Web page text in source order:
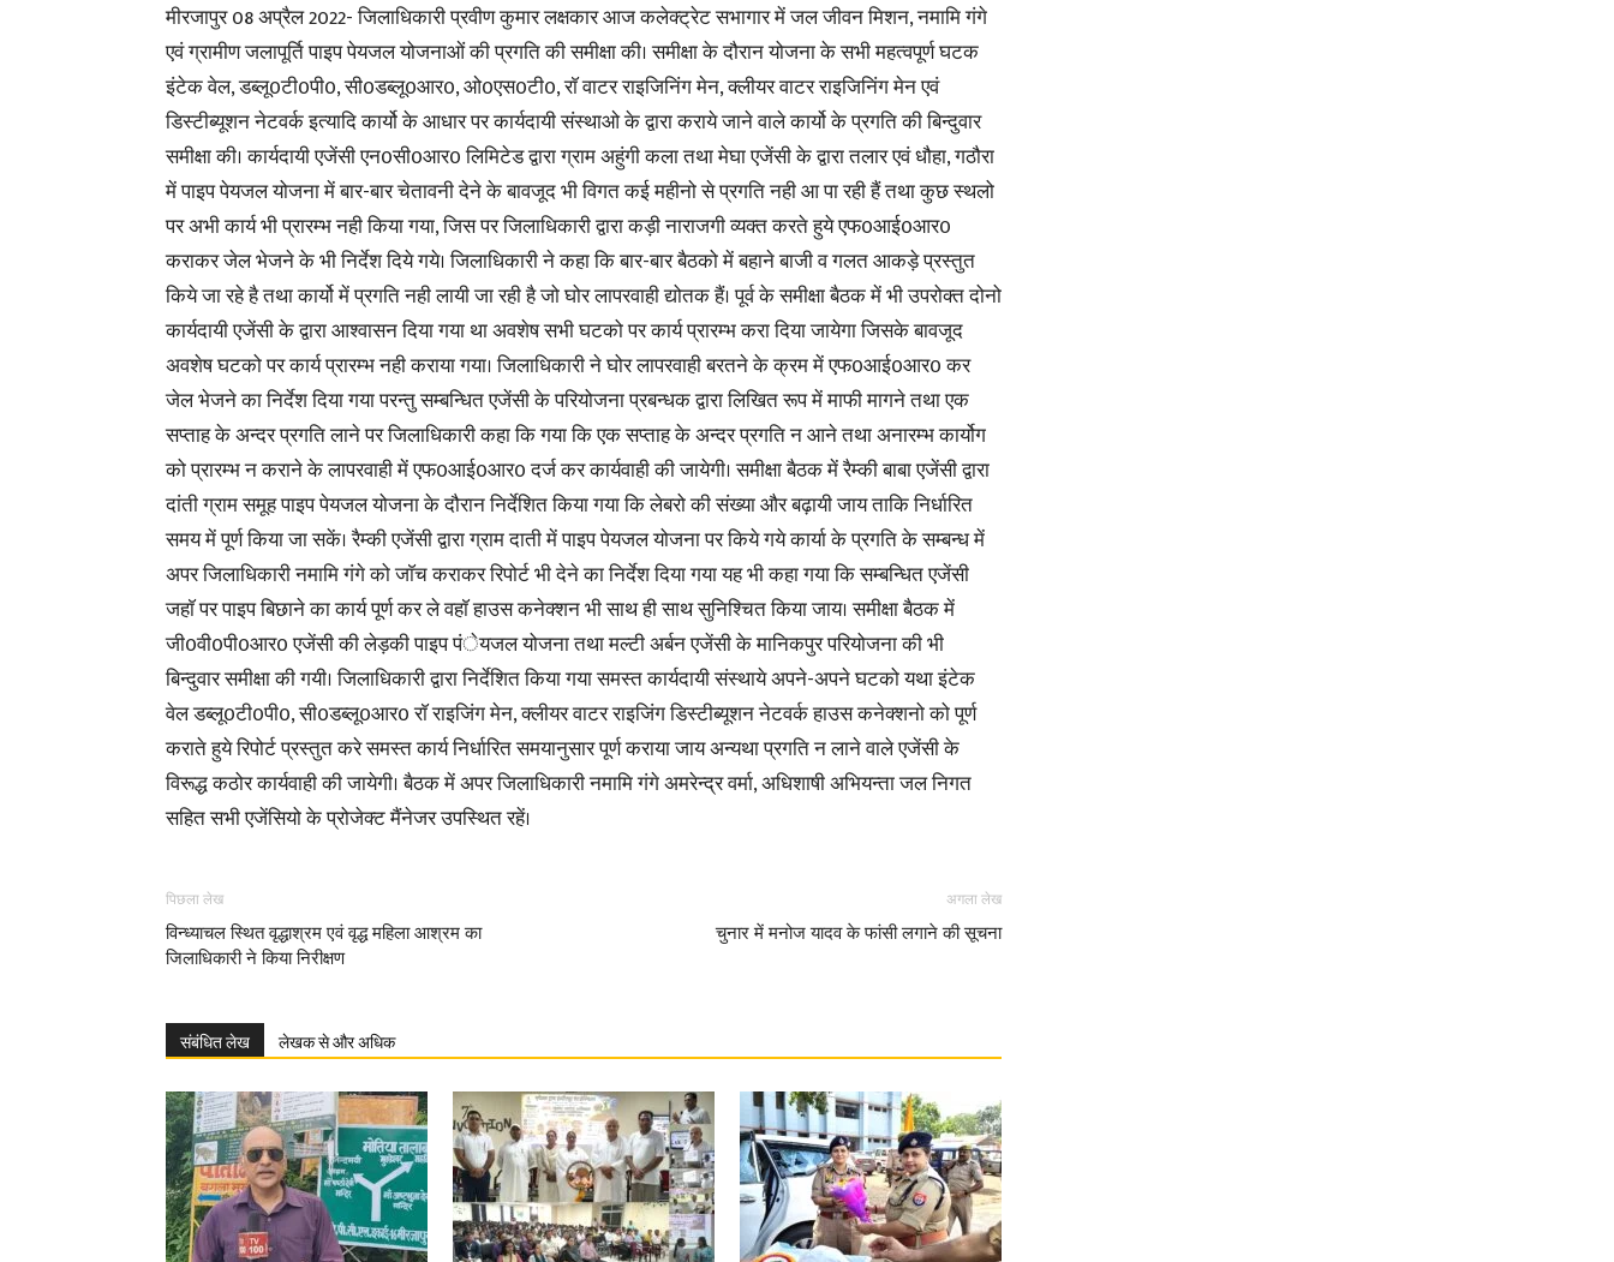
Paper
मीरजापुर 08 अप्रैल 2022- जिलाधिकारी प्रवीण कुमार लक्षकार आज कलेक्ट्रेट सभागार में जल जीवन मिशन, नमामि गंगे
एवं ग्रामीण जलापूर्ति पाइप पेयजल योजनाओं की प्रगति की समीक्षा की। समीक्षा के दौरान योजना के सभी महत्वपूर्ण घटक
इंटेक वेल, डब्लू0टी0पी0, सी0डब्लू0आर0, ओ0एस0टी0, राॅ वाटर राइजिनिंग मेन, क्लीयर वाटर राइजिनिंग मेन एवं
डिस्टीब्यूशन नेटवर्क इत्यादि कार्यो के आधार पर कार्यदायी संस्थाओ के द्वारा कराये जाने वाले कार्यो के प्रगति की बिन्दुवार
समीक्षा की। कार्यदायी एजेंसी एन0सी0आर0 लिमिटेड द्वारा ग्राम अहुंगी कला तथा मेघा एजेंसी के द्वारा तलार एवं धौहा, गठौरा
में पाइप पेयजल योजना में बार-बार चेतावनी देने के बावजूद भी विगत कई महीनो से प्रगति नही आ पा रही हैं तथा कुछ स्थलो
पर अभी कार्य भी प्रारम्भ नही किया गया, जिस पर जिलाधिकारी द्वारा कड़ी नाराजगी व्यक्त करते हुये एफ0आई0आर0
कराकर जेल भेजने के भी निर्देश दिये गये। जिलाधिकारी ने कहा कि बार-बार बैठको में बहाने बाजी व गलत आकड़े प्रस्तुत
किये जा रहे है तथा कार्यो में प्रगति नही लायी जा रही है जो घोर लापरवाही द्योतक हैं। पूर्व के समीक्षा बैठक में भी उपरोक्त दोनो
कार्यदायी एजेंसी के द्वारा आश्वासन दिया गया था अवशेष सभी घटको पर कार्य प्रारम्भ करा दिया जायेगा जिसके बावजूद
अवशेष घटको पर कार्य प्रारम्भ नही कराया गया। जिलाधिकारी ने घोर लापरवाही बरतने के क्रम में एफ0आई0आर0 कर
जेल भेजने का निर्देश दिया गया परन्तु सम्बन्धित एजेंसी के परियोजना प्रबन्धक द्वारा लिखित रूप में माफी मागने तथा एक
सप्ताह के अन्दर प्रगति लाने पर जिलाधिकारी कहा कि गया कि एक सप्ताह के अन्दर प्रगति न आने तथा अनारम्भ कार्योग
को प्रारम्भ न कराने के लापरवाही में एफ0आई0आर0 दर्ज कर कार्यवाही की जायेगी। समीक्षा बैठक में रैम्की बाबा एजेंसी द्वारा
दांती ग्राम समूह पाइप पेयजल योजना के दौरान निर्देशित किया गया कि लेबरो की संख्या और बढ़ायी जाय ताकि निर्धारित
समय में पूर्ण किया जा सकें। रैम्की एजेंसी द्वारा ग्राम दाती में पाइप पेयजल योजना पर किये गये कार्या के प्रगति के सम्बन्ध में
अपर जिलाधिकारी नमामि गंगे को जाॅच कराकर रिपोर्ट भी देने का निर्देश दिया गया यह भी कहा गया कि सम्बन्धित एजेंसी
जहाॅ पर पाइप बिछाने का कार्य पूर्ण कर ले वहाॅ हाउस कनेक्शन भी साथ ही साथ सुनिश्चित किया जाय। समीक्षा बैठक में
जी0वी0पी0आर0 एजेंसी की लेड़की पाइप पंेयजल योजना तथा मल्टी अर्बन एजेंसी के मानिकपुर परियोजना की भी
बिन्दुवार समीक्षा की गयी। जिलाधिकारी द्वारा निर्देशित किया गया समस्त कार्यदायी संस्थाये अपने-अपने घटको यथा इंटेक
वेल डब्लू0टी0पी0, सी0डब्लू0आर0 राॅ राइजिंग मेन, क्लीयर वाटर राइजिंग डिस्टीब्यूशन नेटवर्क हाउस कनेक्शनो को पूर्ण
कराते हुये रिपोर्ट प्रस्तुत करे समस्त कार्य निर्धारित समयानुसार पूर्ण कराया जाय अन्यथा प्रगति न लाने वाले एजेंसी के
विरूद्ध कठोर कार्यवाही की जायेगी। बैठक में अपर जिलाधिकारी नमामि गंगे अमरेन्द्र वर्मा, अधिशाषी अभियन्ता जल निगत
सहित सभी एजेंसियो के प्रोजेक्ट मैंनेजर उपस्थित रहें।
पिछला लेख
विन्ध्याचल स्थित वृद्धाश्रम एवं वृद्ध महिला आश्रम का
जिलाधिकारी ने किया निरीक्षण
अगला लेख
चुनार में मनोज यादव के फांसी लगाने की सूचना
संबंधित लेख लेखक से और अधिक